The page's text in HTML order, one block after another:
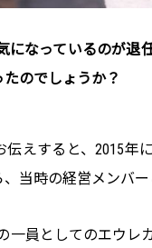
なっているのが退
のでしょうか？
えすると、2015年
当時の経営メンバ
の一員としてのエウ